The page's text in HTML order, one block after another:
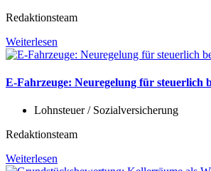
Redaktionsteam
Weiterlesen
E-Fahrzeuge: Neuregelung für steuerlich
Lohnsteuer / Sozialversicherung
Redaktionsteam
Weiterlesen